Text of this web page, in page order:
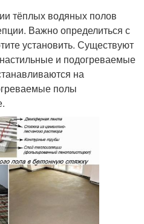
тёплых водяных полов
Важно определиться с
установить. Существуют
и подогреваемые
на
полы